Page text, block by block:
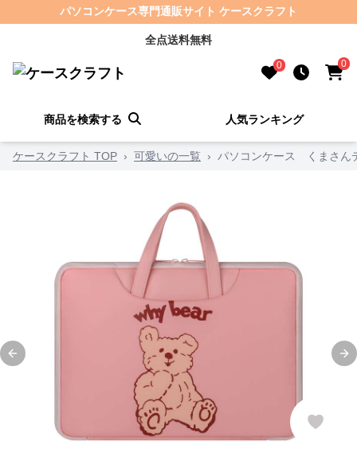
パソコンケース専門通販サイト ケースクラフト
全点送料無料
0 0
商品を検索する 人気ランキング
ケースクラフト TOP › 可愛いの一覧 › パソコンケース くまさん
Previous slide